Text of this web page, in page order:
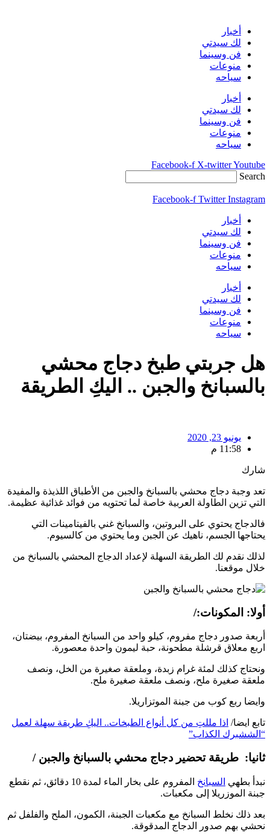
content أخبار
لك سيدتي
فن وسينما
منوعات
سياحه
أخبار
لك سيدتي
فن وسينما
منوعات
سياحه
Facebook-f X-twitterYoutube
Search
Facebook-f Twitter Instagram
أخبار
لك سيدتي
فن وسينما
منوعات
سياحه
أخبار
لك سيدتي
فن وسينما
منوعات
سياحه
هل جربتي طبخ دجاج محشي
بالسبانخ والجبن .. اليكِ الطريقة
يونيو 23, 2020
11:58 م
شارك
تعد وجبة دجاج محشي بالسبانخ والجبن من الأطباق اللذيذة والمفيدة
التي تزين الطاولة العربية خاصة لما تحتويه من فوائد غذائية عظيمة.
فالدجاج يحتوي على البروتين، والسبانخ غني بالفيتامينات التي
يحتاجها الجسم، ناهيك عن الجبن وما يحتوي من كالسيوم.
لذلك نقدم لك الطريقة السهلة لإعداد الدجاج المحشي بالسبانخ من
خلال موقعنا.
أولا: المكونات:/
أربعة صدور دجاج مفروم، كيلو واحد من السبانخ المفروم، بيضتان،
اربع معلاق قرشلة مطحونة، حبة ليمون واحدة معصورة.
ونحتاج كذلك لمئة غرام زبدة، وملعقة صغيرة من الخل، ونصف
ملعقة صغيرة ملح، ونصف ملعقة صغيرة ملح.
وايضا ربع كوب من جبنة الموتزاريلا.
تابع ايضا/ اذا مللتِ من كل أنواع الطبخات.. اليكِ طريقة سهلة لعمل
“الششبرك الكذاب”
ثانيا: طريقة تحضير دجاج محشي بالسبانخ والجبن /
نبدأ بطهي السبانخ
المفروم على بخار الماء لمدة 10 دقائق، ثم نقطع
جبنة الموزريلا إلى مكعبات.
بعد ذلك نخلط السبانخ مع مكعبات الجبنة، الكمون، الملح والفلفل ثم
نحشي بهم صدور الدجاج المدقوقة.